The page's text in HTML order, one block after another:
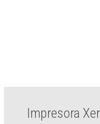
Impresora